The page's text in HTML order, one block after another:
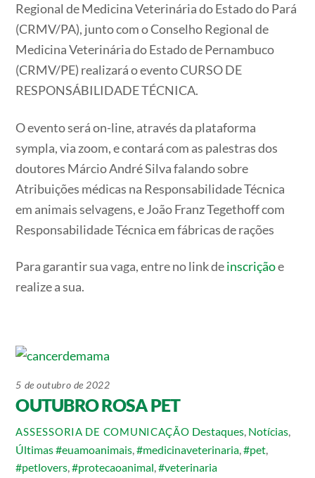
Regional de Medicina Veterinária do Estado do Pará
(CRMV/PA), junto com o Conselho Regional de
Medicina Veterinária do Estado de Pernambuco
(CRMV/PE) realizará o evento CURSO DE
RESPONSÁBILIDADE TÉCNICA.
O evento será on-line, através da plataforma
sympla, via zoom, e contará com as palestras dos
doutores Márcio André Silva falando sobre
Atribuições médicas na Responsabilidade Técnica
em animais selvagens, e João Franz Tegethoff com
Responsabilidade Técnica em fábricas de rações
Para garantir sua vaga, entre no link deinscriçãoe
realize a sua.
5 de outubro de 2022
OUTUBRO ROSA PET
ASSESSORIA DE COMUNICAÇÃO Destaques, Notícias,
Últimas#euamoanimais,#medicinaveterinaria,#pet,
#petlovers,#protecaoanimal,#veterinaria